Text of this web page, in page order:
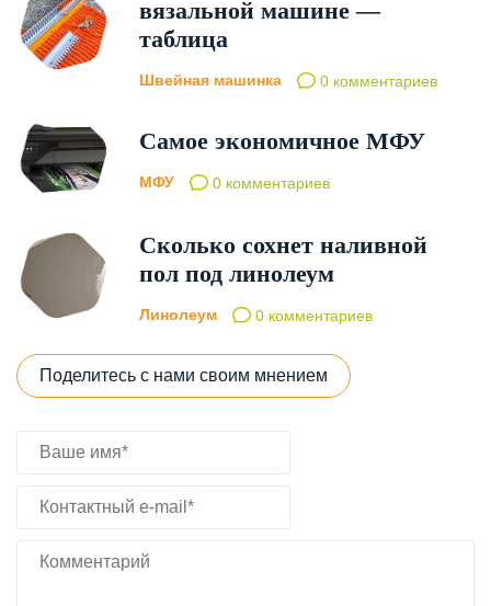
вязальной машине —
таблица
Швейная машинка 0 комментариев
Самое экономичное МФУ
МФУ 0 комментариев
Сколько сохнет наливной
пол под линолеум
Линолеум 0 комментариев
Поделитесь с нами своим мнением